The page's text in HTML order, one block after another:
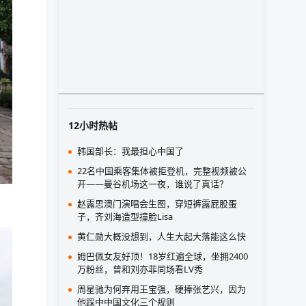
12小时热帖
韩国部长：我最担心中国了
22名中国乘客集体被拒登机，完整视频被公
开——曼谷机场这一夜，谁说了真话？
赵露思澳门演唱会生图，穿短裤露屁股蛋
子，齐刘海造型撞脸Lisa
黄仁勋大概没想到，人生大起大落能这么快
姆巴佩女友好顶！18岁红遍全球，坐拥2400
万粉丝，曾和刘亦菲同场看LV秀
周星驰为何弃用王宝强，硬捧张艺兴，因为
他踩中中国文化三个规则